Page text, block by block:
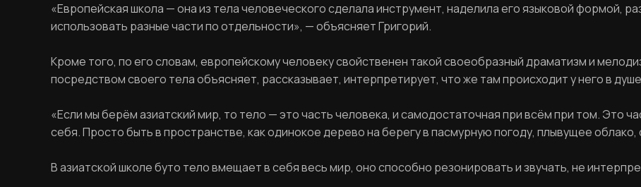
«Европейская школа — она из тела человеческого сделала инструмент, наделила его языковой формой,
использовать разные части по отдельности», — объясняет Григорий.
Кроме того, по его словам, европейскому человеку свойственен такой своеобразный драматизм и
посредством своего тела объясняет, рассказывает, интерпретирует, что же там происходит у него в
«Если мы берём азиатский мир, то тело — это часть человека, и самодостаточная при всём при том. Это
себя. Просто быть в пространстве, как одинокое дерево на берегу в пасмурную погоду, плывущее
В азиатской школе буто тело вмещает в себя весь мир, оно способно резонировать и звучать, не
Ваше имя
ВОССТАНОВИТЬ ПАРОЛЬ